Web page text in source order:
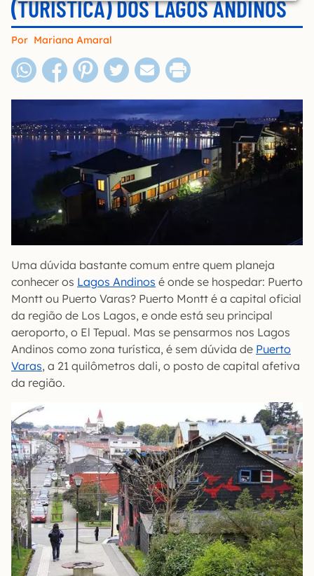
(TURÍSTICA) DOS LAGOS ANDINOS
Por Mariana Amaral
Uma dúvida bastante comum entre quem planeja
conhecer os Lagos Andinos é onde se hospedar: Puerto
Montt ou Puerto Varas? Puerto Montt é a capital oficial
da região de Los Lagos, e onde está seu principal
aeroporto, o El Tepual. Mas se pensarmos nos Lagos
Andinos como zona turística, é sem dúvida de Puerto
Varas, a 21 quilômetros dali, o posto de capital afetiva
da região.